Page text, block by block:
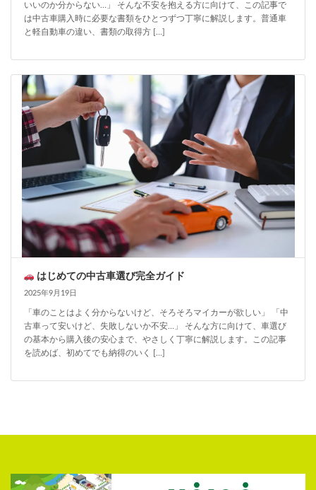
いいのか分からない…」 そんな不安を抱える方に向けて、この記事で
は中古車購入時に必要な書類をひとつずつ丁寧に解説します。普通車
と軽自動車の違い、書類の取得方 […]
はじめての中古車選び完全ガイド
2025年9月19日
「車のことはよく分からないけど、そろそろマイカーが欲しい」 「中
古車って安いけど、失敗しないか不安…」 そんな方に向けて、車選び
の基本から購入後の安心まで、やさしく丁寧に解説します。この記事
を読めば、初めてでも納得のいく […]